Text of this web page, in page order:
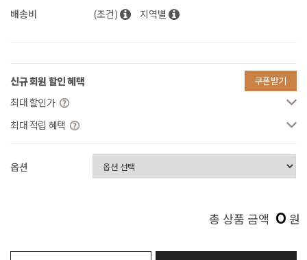
배송비
(조건) 지역별
신규 회원 할인 혜택 쿠폰받기
최대 할인가
최대 적립 혜택
옵션
총 상품 금액 0 원